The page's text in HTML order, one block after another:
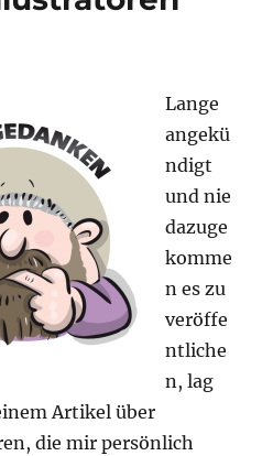
Lange
angekü
ndigt
und nie
dazuge
komme
n es zu
veröffe
ntliche
n, lag
Artikel über
die mir persönlich